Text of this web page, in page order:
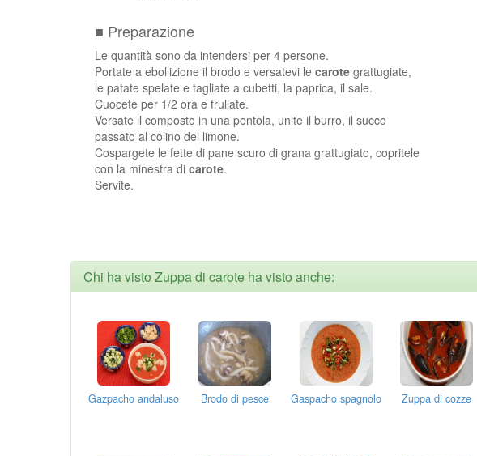
■ Preparazione
Le quantità sono da intendersi per 4 persone.
Portate a ebollizione il brodo e versatevi le carote grattugiate,
le patate spelate e tagliate a cubetti, la paprica, il sale.
Cuocete per 1/2 ora e frullate.
Versate il composto in una pentola, unite il burro, il succo
passato al colino del limone.
Cospargete le fette di pane scuro di grana grattugiato, copritele
con la minestra di carote.
Servite.
Chi ha visto Zuppa di carote ha visto anche:
Gazpacho andaluso Brodo di pesce Gaspacho spagnolo Zuppa di cozze